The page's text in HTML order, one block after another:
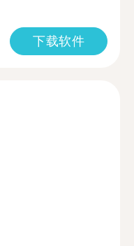
下载软件